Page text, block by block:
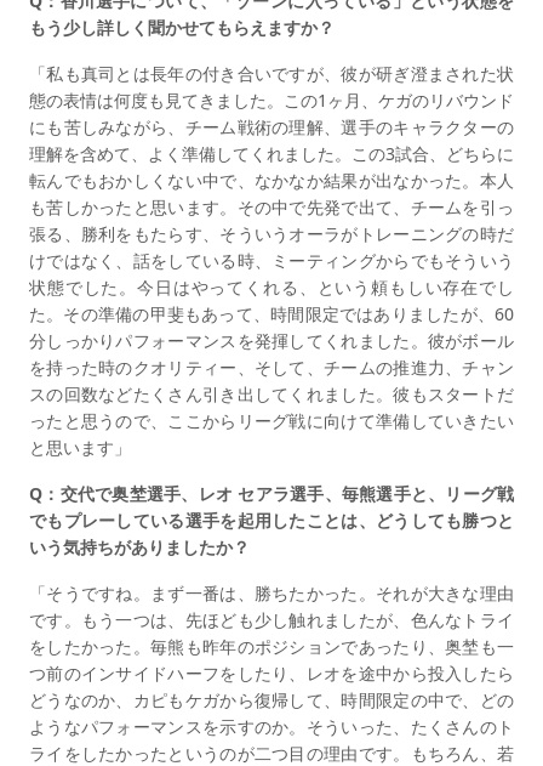
もう少し詳しく聞かせてもらえますか？
「私も真司とは長年の付き合いですが、彼が研ぎ澄まされた状
態の表情は何度も見てきました。この1ヶ月、ケガのリバウンド
にも苦しみながら、チーム戦術の理解、選手のキャラクターの
理解を含めて、よく準備してくれました。この3試合、どちらに
転んでもおかしくない中で、なかなか結果が出なかった。本人
も苦しかったと思います。その中で先発で出て、チームを引っ
張る、勝利をもたらす、そういうオーラがトレーニングの時だ
けではなく、話をしている時、ミーティングからでもそういう
状態でした。今日はやってくれる、という頼もしい存在でし
た。その準備の甲斐もあって、時間限定ではありましたが、60
分しっかりパフォーマンスを発揮してくれました。彼がボール
を持った時のクオリティー、そして、チームの推進力、チャン
スの回数などたくさん引き出してくれました。彼もスタートだ
ったと思うので、ここからリーグ戦に向けて準備していきたい
と思います」
Q：交代で奥埜選手、レオ セアラ選手、毎熊選手と、リーグ戦
でもプレーしている選手を起用したことは、どうしても勝つと
いう気持ちがありましたか？
「そうですね。まず一番は、勝ちたかった。それが大きな理由
です。もう一つは、先ほども少し触れましたが、色んなトライ
をしたかった。毎熊も昨年のポジションであったり、奥埜も一
つ前のインサイドハーフをしたり、レオを途中から投入したら
どうなのか、カピもケガから復帰して、時間限定の中で、どの
ようなパフォーマンスを示すのか。そういった、たくさんのト
ライをしたかったというのが二つ目の理由です。もちろん、若